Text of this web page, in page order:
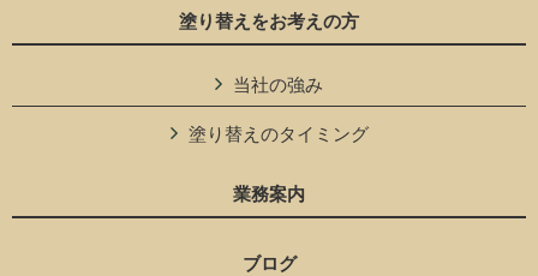
塗り替えをお考えの方
当社の強み
塗り替えのタイミング
業務案内
ブログ